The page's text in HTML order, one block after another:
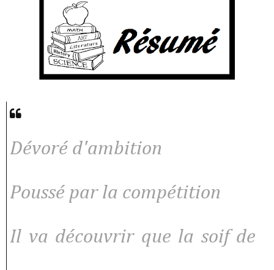
Dévoré d'ambition
Poussé par la compétition
Il va découvrir que la soif de